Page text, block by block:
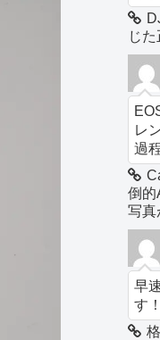
じ
レ
過
倒的
写真
早
す